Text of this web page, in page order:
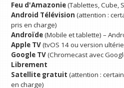
Feu d'Amazonie(Tablettes, Cube,
Android Télévision (attention :
pris en charge)
Androïde(Mobile et tablette) –
Apple TV(tvOS 14 ou version
Google TV(Chromecast avec
Librement
Satellite gratuit(attention :
en charge)